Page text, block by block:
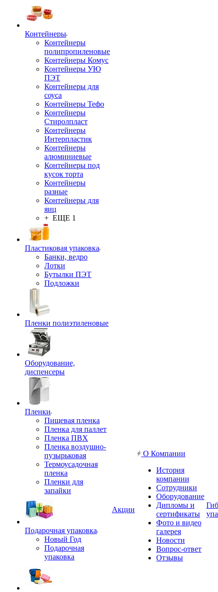
Контейнеры
Контейнеры
полипропиленовые
Контейнеры Комус
Контейнеры УЮ
ПЭТ
Контейнеры для
соуса
Контейнеры Тефо
Контейнеры
Стиролпласт
Контейнеры
Интерпластик
Контейнеры
алюминиевые
Контейнеры под
кусок торта
Контейнеры
разные
Контейнеры для
яиц
+ ЕЩЕ 1
Пластиковая упаковка
Банки, ведро
Лотки
Бутылки ПЭТ
Подложки
Пленки полиэтиленовые
Оборудование,
диспенсеры
Пленки
Пищевая пленка
Пленка для паллет
Пленка ПВХ
Пленка воздушно-
пузырьковая
Термоусадочная
пленка
Пленки для
запайки
Подарочная упаковка
Новый Год
Подарочная
упаковка
Акции
О Компании
История
компании
Сотрудники
Оборудование
Дипломы и
сертификаты
Фото и видео
галерея
Новости
Вопрос-ответ
Отзывы